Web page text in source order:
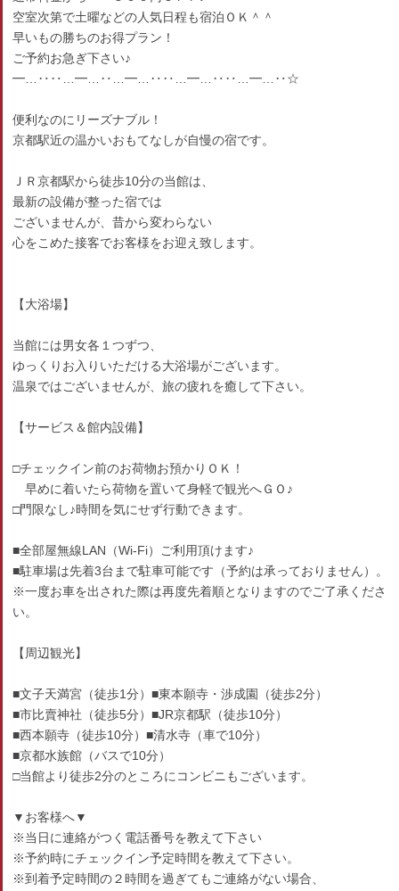
空室次第で土曜などの人気日程も宿泊ＯＫ＾＾
早いもの勝ちのお得プラン！
ご予約お急ぎ下さい♪
━…‥‥…━…‥…━…‥‥…━…‥‥…━…‥☆
便利なのにリーズナブル！
京都駅近の温かいおもてなしが自慢の宿です。
ＪＲ京都駅から徒歩10分の当館は、
最新の設備が整った宿では
ございませんが、昔から変わらない
心をこめた接客でお客様をお迎え致します。
【大浴場】
当館には男女各１つずつ、
ゆっくりお入りいただける大浴場がございます。
温泉ではございませんが、旅の疲れを癒して下さい。
【サービス＆館内設備】
□チェックイン前のお荷物お預かりＯＫ！
早めに着いたら荷物を置いて身軽で観光へＧＯ♪
□門限なし♪時間を気にせず行動できます。
■全部屋無線LAN（Wi-Fi）ご利用頂けます♪
■駐車場は先着3台まで駐車可能です（予約は承っておりません）。
※一度お車を出された際は再度先着順となりますのでご了承くださ
い。
【周辺観光】
■文子天満宮（徒歩1分）■東本願寺・渉成園（徒歩2分）
■市比賣神社（徒歩5分）■JR京都駅（徒歩10分）
■西本願寺（徒歩10分）■清水寺（車で10分）
■京都水族館（バスで10分）
□当館より徒歩2分のところにコンビニもございます。
▼お客様へ▼
※当日に連絡がつく電話番号を教えて下さい
※予約時にチェックイン予定時間を教えて下さい。
※到着予定時間の２時間を過ぎてもご連絡がない場合、